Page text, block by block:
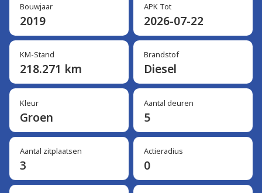
Bouwjaar
2019
APK Tot
2026-07-22
KM-Stand
218.271 km
Brandstof
Diesel
Kleur
Groen
Aantal deuren
5
Aantal zitplaatsen
3
Actieradius
0